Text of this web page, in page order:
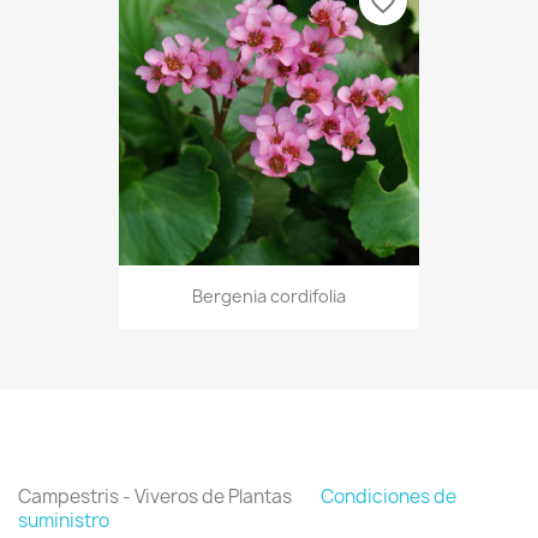
Bergenia cordifolia
Campestris - Viveros de Plantas Condiciones de
suministro